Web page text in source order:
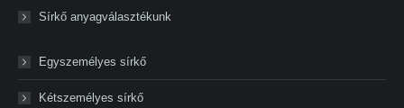
Sírkő anyagválasztékunk
Egyszemélyes sírkő
Kétszemélyes sírkő